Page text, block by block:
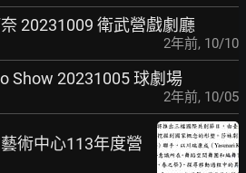
20231009 衛武營戲劇廳
2年前, 10/10
Show 20231005 球劇場
2年前, 10/05
術中心113年度營